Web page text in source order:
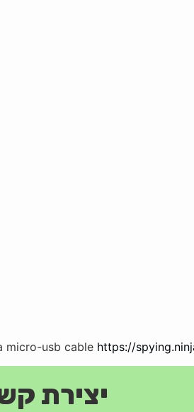
micro-usb cable https://
יצירת